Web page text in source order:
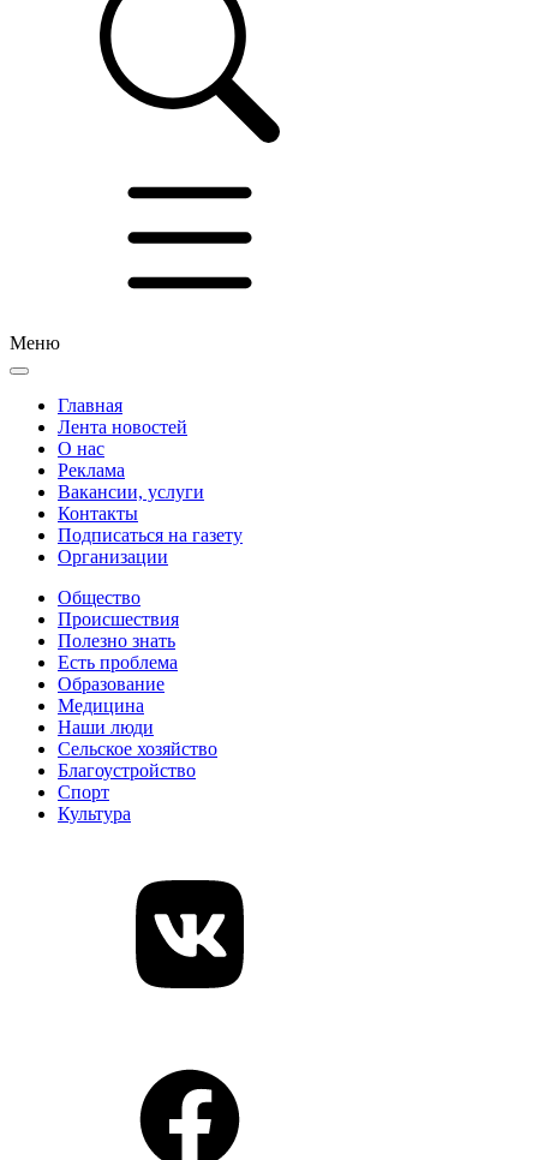
Меню
Главная
Лента новостей
О нас
Реклама
Вакансии, услуги
Контакты
Подписаться на газету
Организации
Общество
Происшествия
Полезно знать
Есть проблема
Образование
Медицина
Наши люди
Сельское хозяйство
Благоустройство
Спорт
Культура